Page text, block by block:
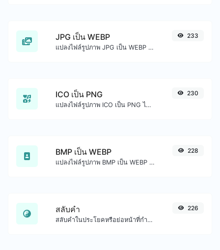
JPG เป็น WEBP
แปลงไฟล์รูปภาพ JPG เป็น WEBP ได้อย่างง่ายดาย
233
ICO เป็น PNG
แปลงไฟล์รูปภาพ ICO เป็น PNG ได้อย่างง่ายดาย
230
BMP เป็น WEBP
แปลงไฟล์รูปภาพ BMP เป็น WEBP ได้อย่างง่ายดาย
228
สลับคำ
สลับคำในประโยคหรือย่อหน้าที่กำหนดได้อย่างง่ายดาย
226